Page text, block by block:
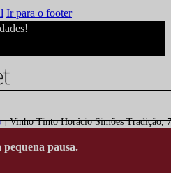
Ir para o footer
| Vinho Tinto Horácio Simões Tradição,
pequena pausa.